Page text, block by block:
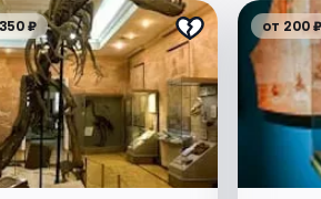
₽ от 200 ₽